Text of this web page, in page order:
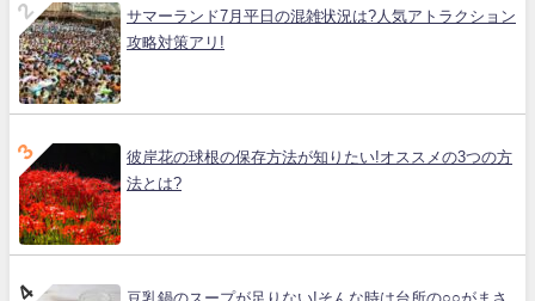
サマーランド7月平日の混雑状況は?人気アトラクション
攻略対策アリ!
彼岸花の球根の保存方法が知りたい!オススメの3つの方
法とは?